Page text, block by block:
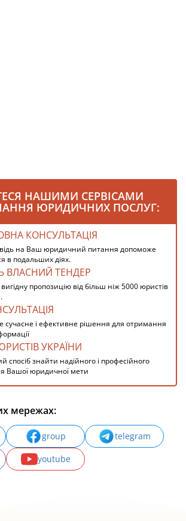
НАШИМИ СЕРВІСАМИ
ЮРИДИЧНИХ ПОСЛУГ:
КОНСУЛЬТАЦІЯ
на Ваш юридичний питання допоможе
в подальших діях.
ВЛАСНИЙ ТЕНДЕР
пропозицію від більш ніж 5000 юристів
сучасне і ефективне рішення для отримання
УКРАЇНИ
спосіб знайти надійного і професійного
Вашої юридичної мети
мережах:
group
telegram
youtube